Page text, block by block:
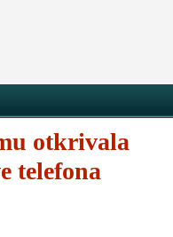
otkrivala
telefona